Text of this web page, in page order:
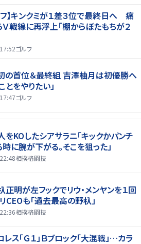
】キンクミが１差３位で最終日へ 痛
戦線に再浮上「棚からぼたもちが２
ゴルフ
の首位＆最終組 吉澤柚月は初優勝へ
とをやりたい」
ゴルフ
をKOしたシアサラニ「キックかパンチ
に腕が下がる。そこを狙った」
相撲格闘技
正明が左フックでリウ・メンヤンを１回
CEOも「過去最高の野杁」
相撲格闘技
ス「Ｇ１」Ｂブロック「大混戦」…カラ